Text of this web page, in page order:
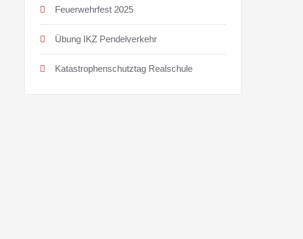
Feuerwehrfest 2025
Übung IKZ Pendelverkehr
Katastrophenschutztag Realschule